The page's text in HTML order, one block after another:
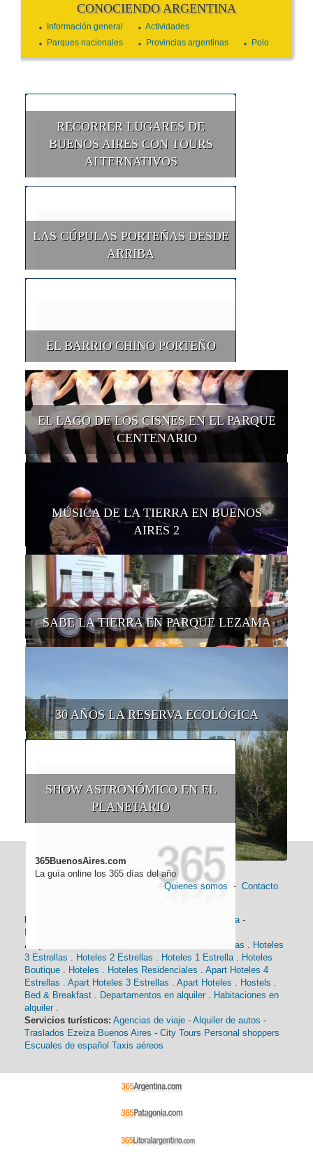
CONOCIENDO ARGENTINA
Información general
Actividades
Parques nacionales
Provincias argentinas Polo
RECORRER LUGARES DE
BUENOS AIRES CON TOURS
ALTERNATIVOS
LAS CÚPULAS PORTEÑAS DESDE
ARRIBA
EL BARRIO CHINO PORTEÑO
EL LAGO DE LOS CISNES EN EL PARQUE
CENTENARIO
MÚSICA DE LA TIERRA EN BUENOS
AIRES 2
SABE LA TIERRA EN PARQUE LEZAMA
30 AÑOS LA RESERVA ECOLÓGICA
SHOW ASTRONÓMICO EN EL
PLANETARIO
365BuenosAires.com
La guía online los 365 días del año
Quienes somos - Contacto
Historia-
Alojamiento:
Hoteles 4 Estrellas . Hoteles
3 Estrellas . Hoteles 2 Estrellas . Hoteles 1 Estrella. Hoteles
Boutique . Hoteles . Hoteles Residenciales . Apart Hoteles 4
Estrellas . Apart Hoteles 3 Estrellas . Apart Hoteles . Hostels .
Bed & Breakfast . Departamentos en alquiler . Habitaciones en
alquiler .
Servicios turísticos: Agencias de viaje - Alquiler de autos -
Traslados Ezeiza Buenos Aires - City Tours Personal shoppers
Escuales de español Taxis aéreos